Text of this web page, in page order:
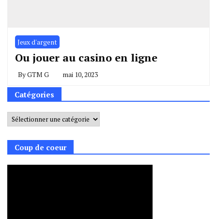
Jeux d'argent
Ou jouer au casino en ligne
ByGTM G mai 10, 2023
Catégories
Catégories
Coup de coeur